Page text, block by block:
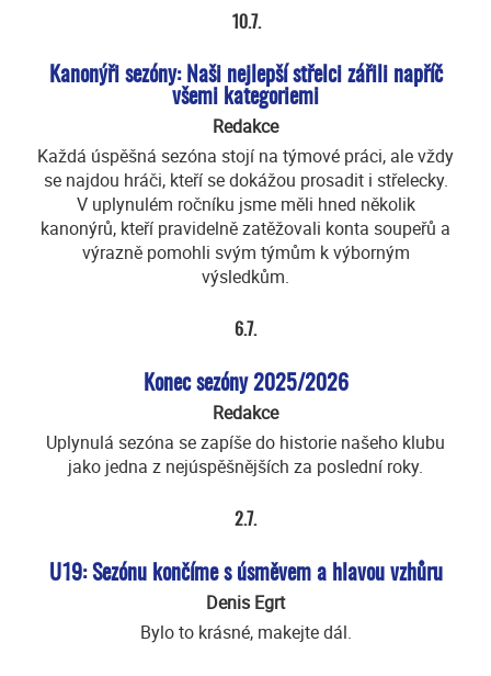
10.7.
Kanonýři sezóny: Naši nejlepší střelci zářili napříč
všemi kategoriemi
Redakce
Každá úspěšná sezóna stojí na týmové práci, ale vždy
se najdou hráči, kteří se dokážou prosadit i střelecky.
V uplynulém ročníku jsme měli hned několik
kanonýrů, kteří pravidelně zatěžovali konta soupeřů a
výrazně pomohli svým týmům k výborným
výsledkům.
6.7.
Konec sezóny 2025/2026
Redakce
Uplynulá sezóna se zapíše do historie našeho klubu
jako jedna z nejúspěšnějších za poslední roky.
2.7.
U19: Sezónu končíme s úsměvem a hlavou vzhůru
Denis Egrt
Bylo to krásné, makejte dál.